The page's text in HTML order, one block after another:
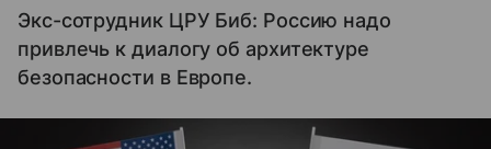
Экс-сотрудник ЦРУ Биб: Россию надо
привлечь к диалогу об архитектуре
безопасности в Европе.